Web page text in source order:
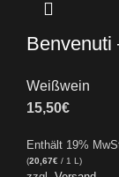
Benvenuti
Weißwein
15,50€
Enthält 19%
(20,67€ / 1 L)